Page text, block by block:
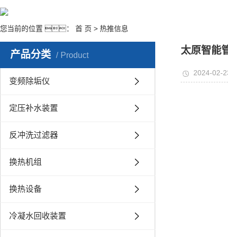
您当前的位置 ： 首 页 > 热推信息
产品分类 Product
变频除垢仪
定压补水装置
反冲洗过滤器
换热机组
换热设备
冷凝水回收装置
太原智能
2024-02-